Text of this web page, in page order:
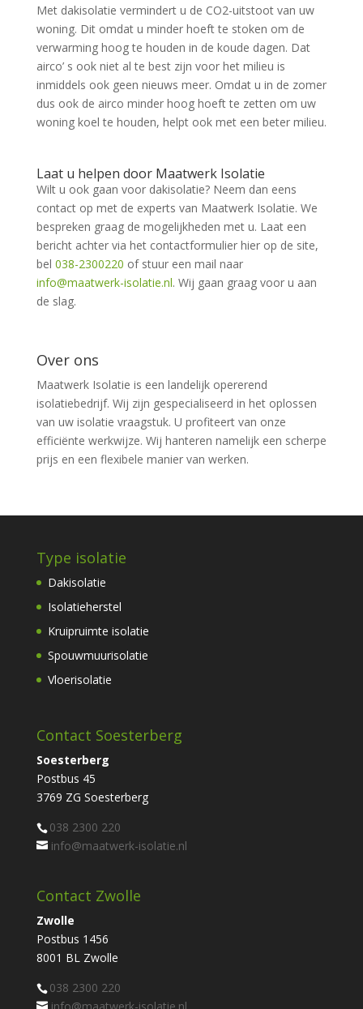
Met dakisolatie vermindert u de CO2-uitstoot van uw
woning. Dit omdat u minder hoeft te stoken om de
verwarming hoog te houden in de koude dagen. Dat
airco’ s ook niet al te best zijn voor het milieu is
inmiddels ook geen nieuws meer. Omdat u in de zomer
dus ook de airco minder hoog hoeft te zetten om uw
woning koel te houden, helpt ook met een beter milieu.
Laat u helpen door Maatwerk Isolatie
Wilt u ook gaan voor dakisolatie? Neem dan eens
contact op met de experts van Maatwerk Isolatie. We
bespreken graag de mogelijkheden met u. Laat een
bericht achter via het contactformulier hier op de site,
bel 038-2300220 of stuur een mail naar
info@maatwerk-isolatie.nl. Wij gaan graag voor u aan
de slag.
Over ons
Maatwerk Isolatie is een landelijk opererend
isolatiebedrijf. Wij zijn gespecialiseerd in het oplossen
van uw isolatie vraagstuk. U profiteert van onze
efficiënte werkwijze. Wij hanteren namelijk een scherpe
prijs en een flexibele manier van werken.
Type isolatie
Dakisolatie
Isolatieherstel
Kruipruimte isolatie
Spouwmuurisolatie
Vloerisolatie
Contact Soesterberg
Soesterberg
Postbus 45
3769 ZG Soesterberg
038 2300 220
info@maatwerk-isolatie.nl
Contact Zwolle
Zwolle
Postbus 1456
8001 BL Zwolle
038 2300 220